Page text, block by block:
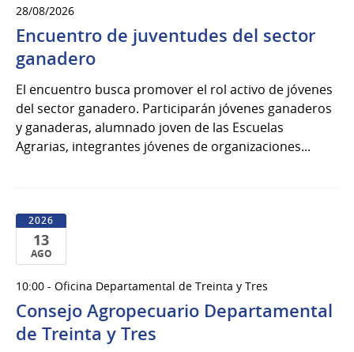
28/08/2026
Encuentro de juventudes del sector
ganadero
El encuentro busca promover el rol activo de jóvenes
del sector ganadero. Participarán jóvenes ganaderos
y ganaderas, alumnado joven de las Escuelas
Agrarias, integrantes jóvenes de organizaciones...
2026
13
AGO
de
Ago
del
10:00 - Oficina Departamental de Treinta y Tres
Consejo Agropecuario Departamental
de Treinta y Tres